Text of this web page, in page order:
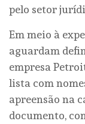
pelo setor
Em meio à
aguardam
empresa
lista com
apreensão na
documento,